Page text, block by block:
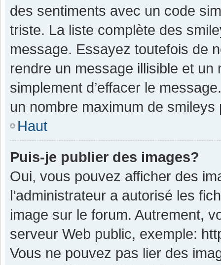
des sentiments avec un code
triste. La liste complète des
message. Essayez toutefois de
rendre un message illisible et
simplement d’effacer le
un nombre maximum de smileys
Haut
Puis-je publier des images?
Oui, vous pouvez afficher des
l’administrateur a autorisé les
image sur le forum. Autrement,
serveur Web public, exemple:
Vous ne pouvez pas lier des